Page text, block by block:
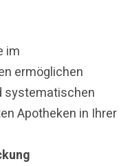
im
ermöglichen
systematischen
Apotheken in Ihrer